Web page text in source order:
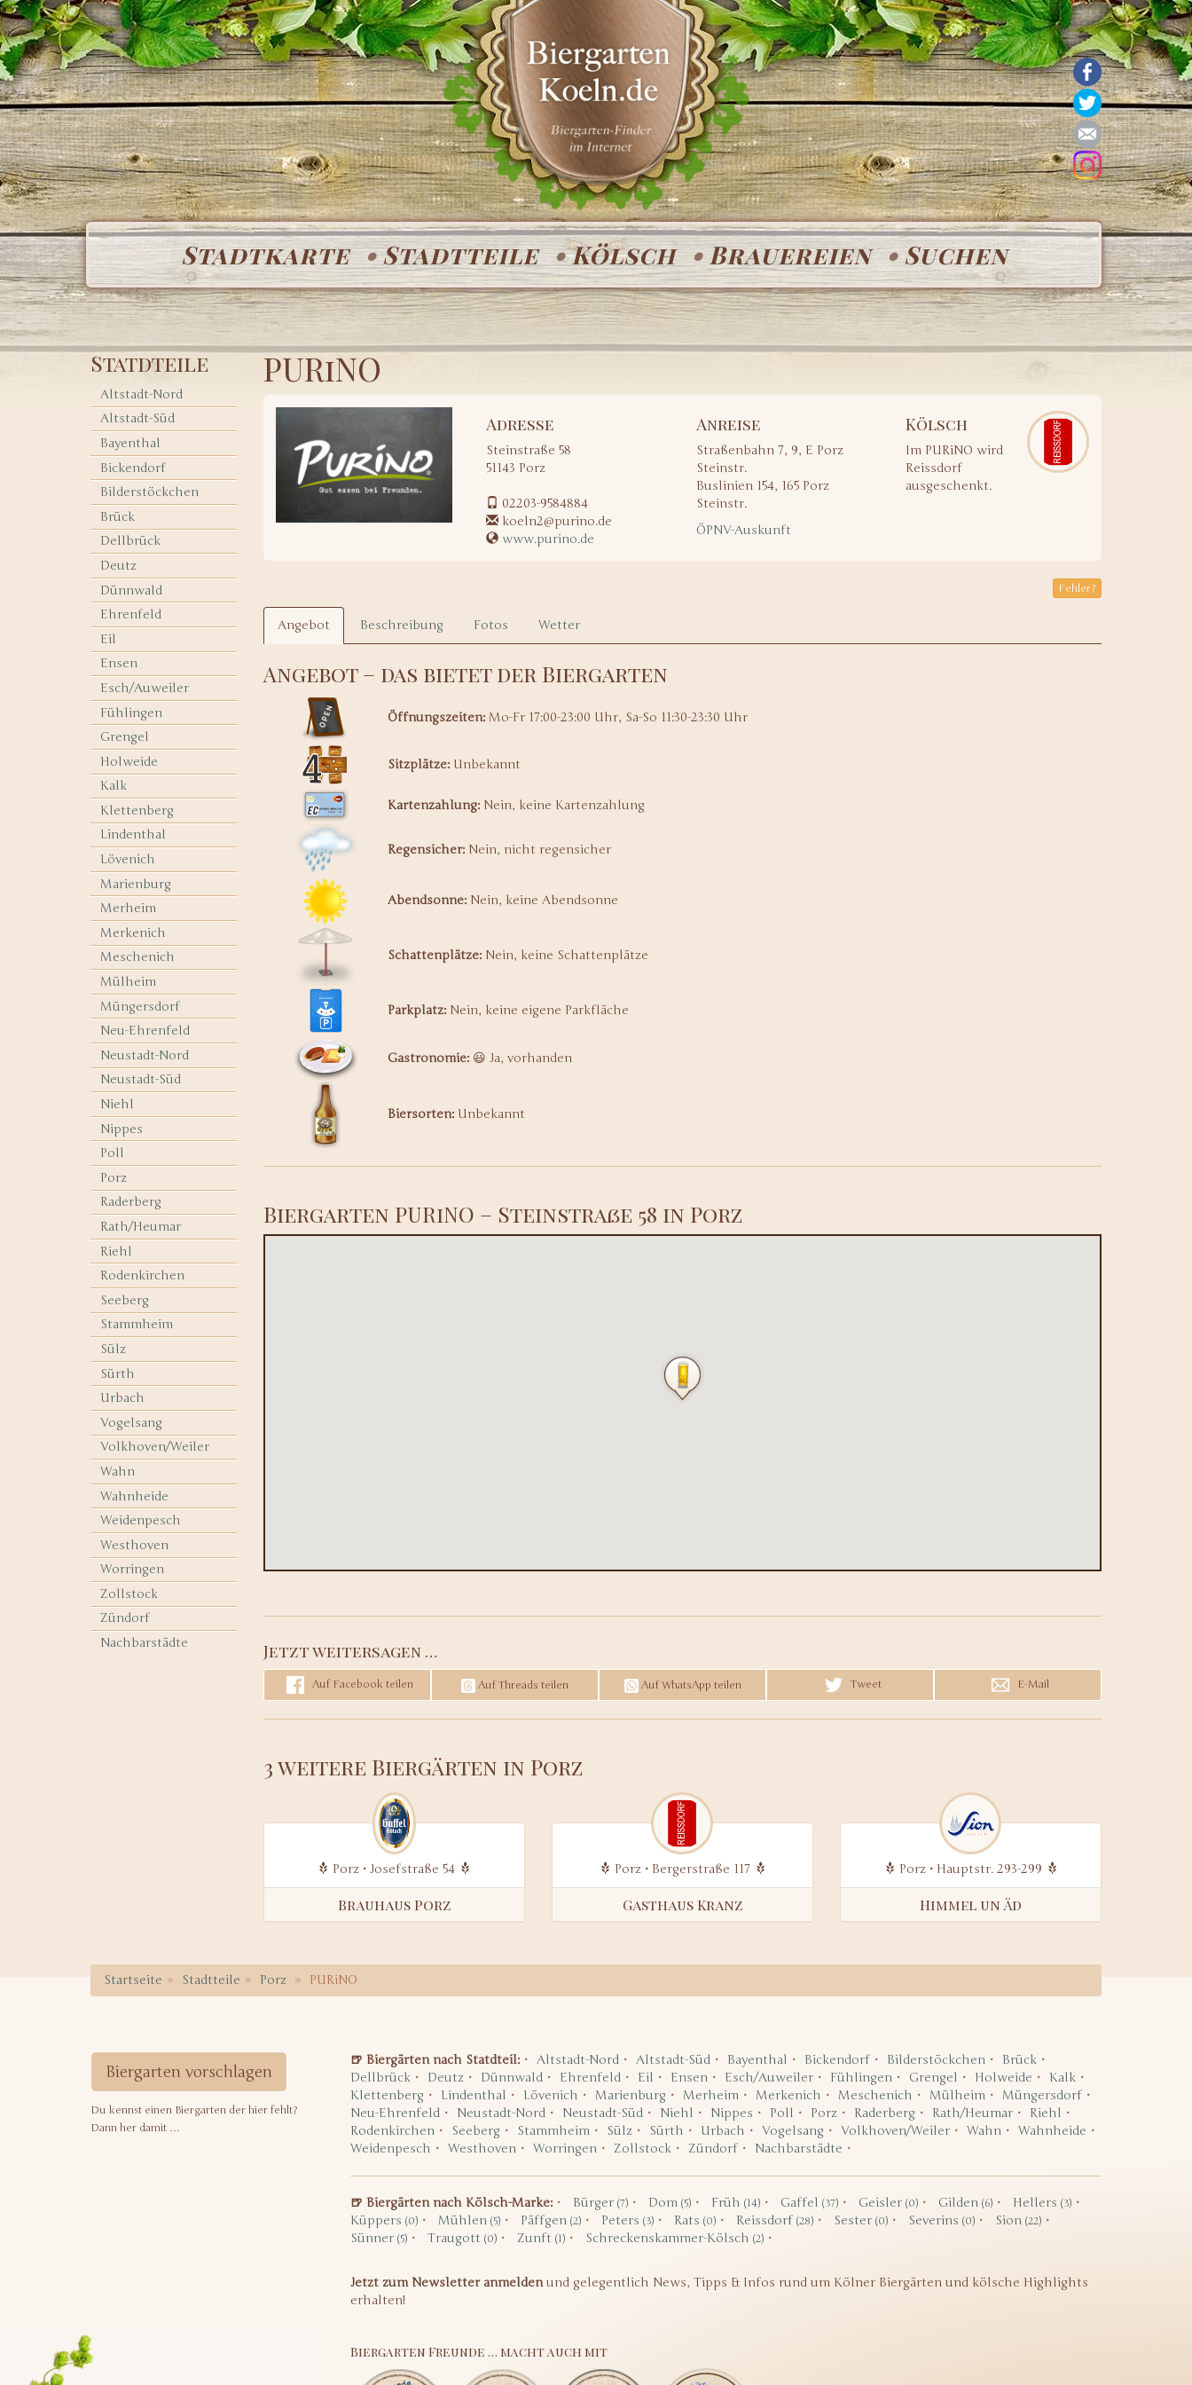
Stadtkarte Stadtteile Kölsch Brauereien Suchen
Statdteile
Altstadt-Nord
Altstadt-Süd
Bayenthal
Bickendorf
Bilderstöckchen
Brück
Dellbrück
Deutz
Dünnwald
Ehrenfeld
Eil
Ensen
Esch/Auweiler
Fühlingen
Grengel
Holweide
Kalk
Klettenberg
Lindenthal
Lövenich
Marienburg
Merheim
Merkenich
Meschenich
Mülheim
Müngersdorf
Neu-Ehrenfeld
Neustadt-Nord
Neustadt-Süd
Niehl
Nippes
Poll
Porz
Raderberg
Rath/Heumar
Riehl
Rodenkirchen
Seeberg
Stammheim
Sülz
Sürth
Urbach
Vogelsang
Volkhoven/Weiler
Wahn
Wahnheide
Weidenpesch
Westhoven
Worringen
Zollstock
Zündorf
Nachbarstädte
PURiNO
Adresse
Steinstraße 58
51143 Porz
02203-9584884
koeln2@purino.de
www.purino.de
Anreise
Straßenbahn 7, 9, E Porz
Steinstr.
Buslinien 154, 165 Porz
Steinstr.
ÖPNV-Auskunft
Kölsch
Im PURiNO wird
Reissdorf
ausgeschenkt.
Fehler?
Angebot Beschreibung Fotos Wetter
Angebot – das bietet der Biergarten
Öffnungszeiten: Mo-Fr 17:00-23:00 Uhr, Sa-So 11:30-23:30 Uhr
Sitzplätze: Unbekannt
Kartenzahlung: Nein, keine Kartenzahlung
Regensicher: Nein, nicht regensicher
Abendsonne: Nein, keine Abendsonne
Schattenplätze: Nein, keine Schattenplätze
Parkplatz: Nein, keine eigene Parkfläche
Gastronomie: 😃 Ja, vorhanden
Biersorten: Unbekannt
Biergarten PURiNO – Steinstraße 58 in Porz
Jetzt weitersagen …
Auf Facebook teilen Auf Threads teilen Auf WhatsApp teilen Tweet E-Mail
3 weitere Biergärten in Porz
Porz • Josefstraße 54
Brauhaus Porz
Porz • Bergerstraße 117
Gasthaus Kranz
Porz • Hauptstr. 293-299
Himmel un Äd
Startseite Stadtteile Porz PURiNO
Biergarten vorschlagen
Du kennst einen Biergarten der hier fehlt?
Dann her damit …
🍺 Biergärten nach Statdteil: Altstadt-Nord Altstadt-Süd Bayenthal Bickendorf Bilderstöckchen
Brück
Dellbrück
Deutz Dünnwald Ehrenfeld Eil Ensen Esch/Auweiler Fühlingen Grengel Holweide
Kalk
Klettenberg
Lindenthal Lövenich Marienburg Merheim Merkenich Meschenich Mülheim
Müngersdorf
Neu-Ehrenfeld
Neustadt-Nord Neustadt-Süd Niehl Nippes Poll Porz Raderberg Rath/Heumar
Riehl
Rodenkirchen
Seeberg Stammheim Sülz Sürth Urbach Vogelsang Volkhoven/Weiler Wahn
Wahnheide
Weidenpesch
Westhoven Worringen Zollstock Zündorf Nachbarstädte
🍺 Biergärten nach Kölsch-Marke: Bürger (7) Dom (5) Früh (14) Gaffel (37) Geisler (0) Gilden (6) Hellers (3)
Küppers (0) Mühlen (5) Päffgen (2) Peters (3) Rats (0) Reissdorf (28) Sester (0) Severins (0) Sion (22)
Sünner (5) Traugott (0) Zunft (1) Schreckenskammer-Kölsch (2)
Jetzt zum Newsletter anmeldenund gelegentlich News, Tipps & Infos rund um Kölner Biergärten und kölsche Highlights
erhalten!
Biergarten Freunde … macht auch mit